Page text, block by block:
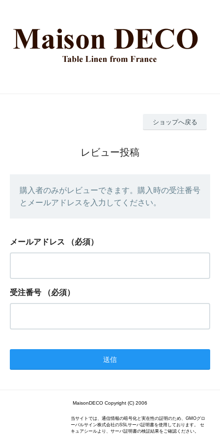
ショップへ戻る
レビュー投稿
購入者のみがレビューできます。購入時の受注番号
とメールアドレスを入力してください。
メールアドレス （必須）
受注番号 （必須）
MaisonDECO Copyright (C) 2006
当サイトでは、通信情報の暗号化と実在性の証明のため、GMOグロ
ーバルサイン株式会社のSSLサーバ証明書を使用しております。 セ
キュアシールより、サーバ証明書の検証結果をご確認ください。